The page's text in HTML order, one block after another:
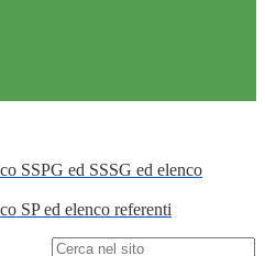
SSPG ed SSSG ed elenco
SP ed elenco referenti